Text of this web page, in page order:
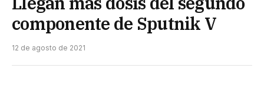
componente de Sputnik V
12 de agosto de 2021